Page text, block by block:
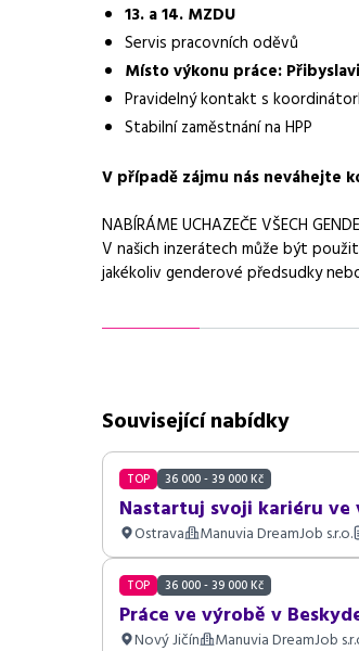
Vybrané benefity
Požadavky
13. a 14. MZDU
Servis pracovních oděvů
Místo výkonu práce:
Pravidelný kontakt s
Stabilní zaměstnání na HPP
V případě zájmu nás neváhejte
NABÍRÁME UCHAZEČE VŠECH
V našich inzerátech může být
jakékoliv genderové předsudky
Související nabídky
TOP 36 000 - 39 000 Kč
Nastartuj svoji kariéru
Ostrava Manuvia DreamJob s.r.o.
TOP 36 000 - 39 000 Kč
Práce ve výrobě v
Nový Jičín Manuvia DreamJob